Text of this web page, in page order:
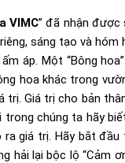
VIMC” đã nhận
sáng tạo và
áp. Một “Bông
hoa khác trong
Giá trị cho bản
chúng ta hãy
giá trị. Hãy bắt đầu
hải lại bộc lộ “Cảm